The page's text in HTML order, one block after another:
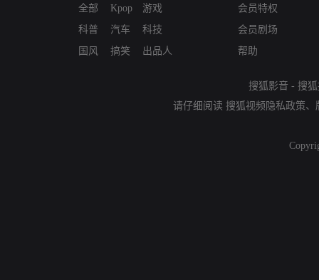
全部
科普
国风
Kpop
汽车
搞笑
游戏
科技
出品人
会员特权
会员剧场
帮助
搜狐影音 - 搜
请仔细阅读 搜狐视频隐私政策、